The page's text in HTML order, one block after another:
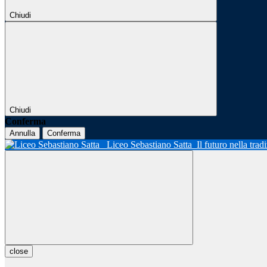
Chiudi
Chiudi
Conferma
Annulla Conferma
Liceo Sebastiano Satta Il futuro nella
close